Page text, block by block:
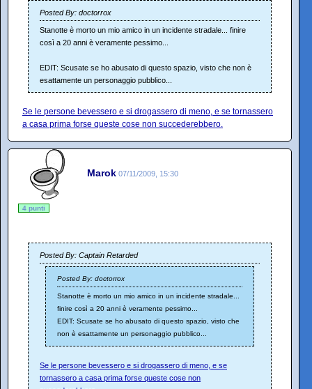
Posted By: doctorrox
Stanotte è morto un mio amico in un incidente stradale... finire
così a 20 anni è veramente pessimo...
EDIT: Scusate se ho abusato di questo spazio, visto che non è
esattamente un personaggio pubblico...
Se le persone bevessero e si drogassero di meno, e se tornassero
a casa prima forse queste cose non succederebbero.
Marok 07/11/2009, 15:30
4 punti
Posted By: Captain Retarded
Posted By: doctorrox
Stanotte è morto un mio amico in un incidente stradale...
finire così a 20 anni è veramente pessimo...
EDIT: Scusate se ho abusato di questo spazio, visto che
non è esattamente un personaggio pubblico...
Se le persone bevessero e si drogassero di meno, e se
tornassero a casa prima forse queste cose non